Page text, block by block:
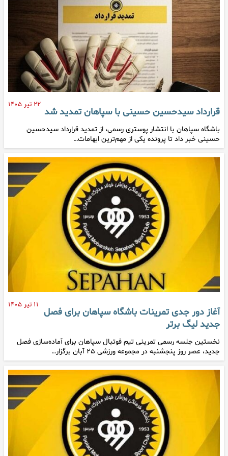
۲۲ تیر ۱۴۰۵
قرارداد سیدحسین حسینی با سپاهان تمدید شد
باشگاه سپاهان با انتشار پوستری رسمی، از تمدید قرارداد سیدحسین
حسینی خبر داد تا پرونده یکی از مهم‌ترین ابهامات…
۱۱ تیر ۱۴۰۵
آغاز دور جدی تمرینات باشگاه سپاهان برای فصل
جدید لیگ برتر
نخستین جلسه رسمی تمرینی تیم فوتبال سپاهان برای آماده‌سازی فصل
جدید، عصر روز پنجشنبه در مجموعه ورزشی ۲۵ آبان برگزار…